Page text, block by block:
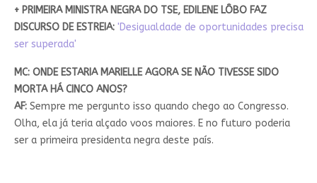
+ PRIMEIRA MINISTRA NEGRA DO TSE, EDILENE LÔBO FAZ
DISCURSO DE ESTREIA:'Desigualdade de oportunidades precisa
ser superada'
MC: ONDE ESTARIA MARIELLE AGORA SE NÃO TIVESSE SIDO
MORTA HÁ CINCO ANOS?
AF: Sempre me pergunto isso quando chego ao Congresso.
Olha, ela já teria alçado voos maiores. E no futuro poderia
ser a primeira presidenta negra deste país.